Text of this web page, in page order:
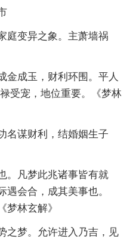
庭变异之象。主萧墙祸
金成玉，财利环围。平人
受宠，地位重要。《梦林
名谋财利，结婚姻生子
。凡梦此兆诸事皆有就
会合，成其美事也。
梦林玄解》
之梦。允许进入乃吉，见